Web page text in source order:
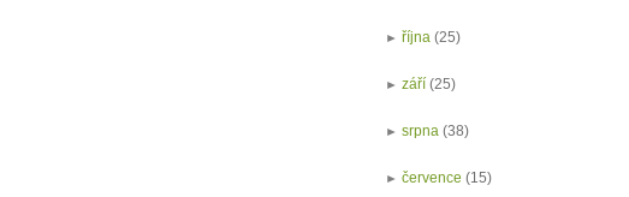
►října (25)
►září (25)
►srpna (38)
►července (15)